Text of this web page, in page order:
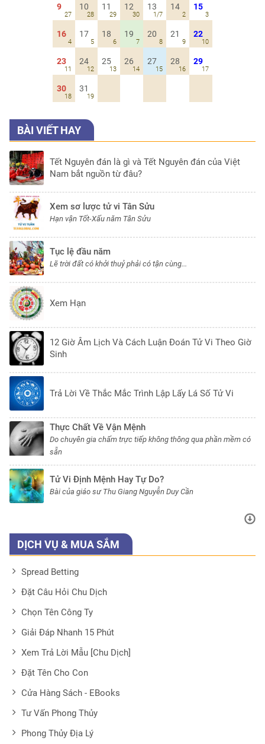
9
27
10
28
11
29
12
30
13
1/7
14
2
15
3
16
4
17
5
18
6
19
7
20
8
21
9
22
10
23
11
24
12
25
13
26
14
27
15
28
16
29
17
30
18
31
19
BÀI VIẾT HAY
Tết Nguyên đán là gì và Tết Nguyên đán của Việt
Nam bắt nguồn từ đâu?
Xem sơ lược tử vi Tân Sửu
Hạn vận Tốt-Xấu năm Tân Sửu
Tục lệ đầu năm
Lẽ trời đất có khởi thuỷ phải có tận cùng...
Xem Hạn
12 Giờ Âm Lịch Và Cách Luận Đoán Tử Vi Theo Giờ
Sinh
Trả Lời Về Thắc Mắc Trình Lập Lấy Lá Số Tử Vi
Thực Chất Về Vận Mệnh
Do chuyên gia chấm trực tiếp không thông qua phần mềm có
sẵn
Tử Vi Định Mệnh Hay Tự Do?
Bài của giáo sư Thu Giang Nguyễn Duy Cần
DỊCH VỤ & MUA SẮM
Spread Betting
Đặt Câu Hỏi Chu Dịch
Chọn Tên Công Ty
Giải Đáp Nhanh 15 Phút
Xem Trả Lời Mẫu [Chu Dịch]
Đặt Tên Cho Con
Cửa Hàng Sách - EBooks
Tư Vấn Phong Thủy
Phong Thủy Địa Lý